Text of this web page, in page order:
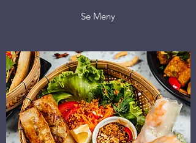
Se Meny